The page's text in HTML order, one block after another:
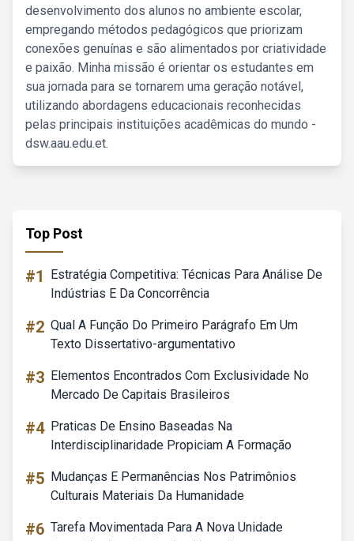
desenvolvimento dos alunos no ambiente escolar,
empregando métodos pedagógicos que priorizam
conexões genuínas e são alimentados por criatividade
e paixão. Minha missão é orientar os estudantes em
sua jornada para se tornarem uma geração notável,
utilizando abordagens educacionais reconhecidas
pelas principais instituições acadêmicas do mundo -
dsw.aau.edu.et.
Top Post
#1
Estratégia Competitiva: Técnicas Para Análise De
Indústrias E Da Concorrência
#2 Qual A Função Do Primeiro Parágrafo Em Um
Texto Dissertativo-argumentativo
#3 Elementos Encontrados Com Exclusividade No
Mercado De Capitais Brasileiros
#4 Praticas De Ensino Baseadas Na
Interdisciplinaridade Propiciam A Formação
#5 Mudanças E Permanências Nos Patrimônios
Culturais Materiais Da Humanidade
#6 Tarefa Movimentada Para A Nova Unidade